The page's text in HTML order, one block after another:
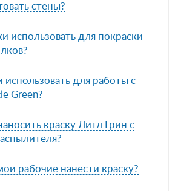
стены?
использовать для покраски
использовать для работы с
Green?
краску Литл Грин с
рабочие нанести краску?